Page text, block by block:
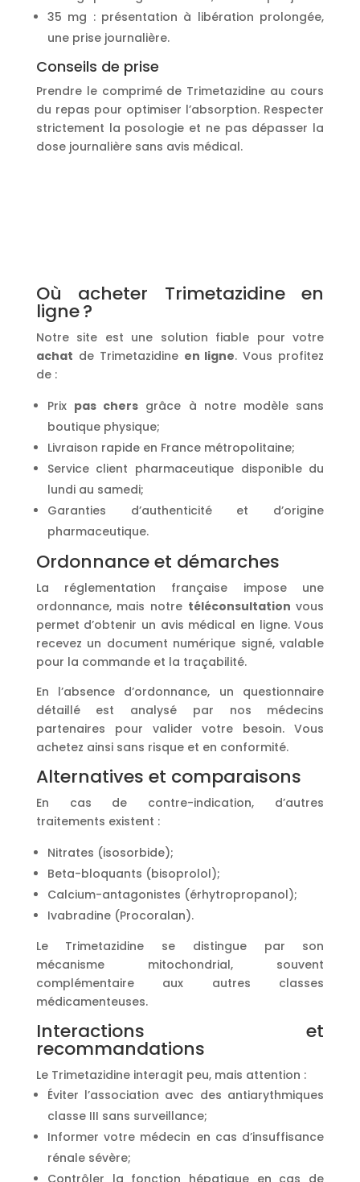
35 mg : présentation à libération prolongée,
une prise journalière.
Conseils de prise
Prendre le comprimé de Trimetazidine au cours
du repas pour optimiser l’absorption. Respecter
strictement la posologie et ne pas dépasser la
dose journalière sans avis médical.
Où acheter Trimetazidine en
ligne ?
Notre site est une solution fiable pour votre
achat de Trimetazidine en ligne. Vous profitez
de :
Prix pas chers grâce à notre modèle sans
boutique physique;
Livraison rapide en France métropolitaine;
Service client pharmaceutique disponible du
lundi au samedi;
Garanties d’authenticité et d’origine
pharmaceutique.
Ordonnance et démarches
La réglementation française impose une
ordonnance, mais notre téléconsultation vous
permet d’obtenir un avis médical en ligne. Vous
recevez un document numérique signé, valable
pour la commande et la traçabilité.
En l’absence d’ordonnance, un questionnaire
détaillé est analysé par nos médecins
partenaires pour valider votre besoin. Vous
achetez ainsi sans risque et en conformité.
Alternatives et comparaisons
En cas de contre-indication, d’autres
traitements existent :
Nitrates (isosorbide);
Beta-bloquants (bisoprolol);
Calcium-antagonistes (érhytropropanol);
Ivabradine (Procoralan).
Le Trimetazidine se distingue par son
mécanisme mitochondrial, souvent
complémentaire aux autres classes
médicamenteuses.
Interactions et
recommandations
Le Trimetazidine interagit peu, mais attention :
Éviter l’association avec des antiarythmiques
classe III sans surveillance;
Informer votre médecin en cas d’insuffisance
rénale sévère;
Contrôler la fonction hépatique en cas de